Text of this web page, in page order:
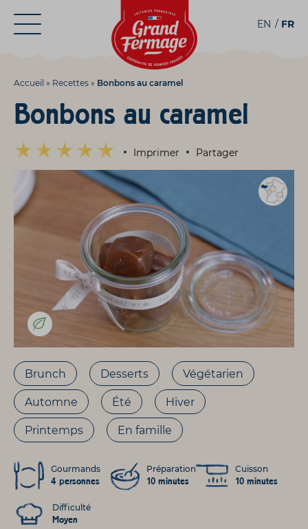
Aller
au
menu
Aller au
contenu
EN FR
Accueil » Recettes » Bonbons au caramel
Bonbons au caramel
Imprimer Partager
Brunch Desserts Végétarien
Automne Été Hiver
Printemps En famille
Gourmands
4 personnes
Préparation
10 minutes
Cuisson
10 minutes
Difficulté
Moyen